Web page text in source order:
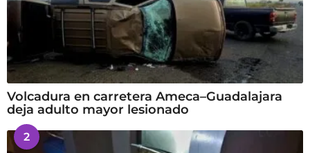
Volcadura en carretera Ameca–Guadalajara
deja adulto mayor lesionado
2